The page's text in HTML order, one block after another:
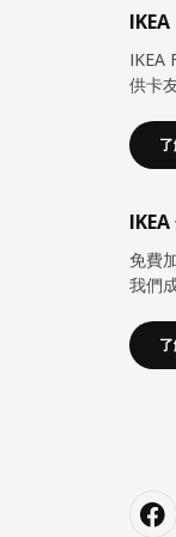
IKEA
供卡
免費
我們